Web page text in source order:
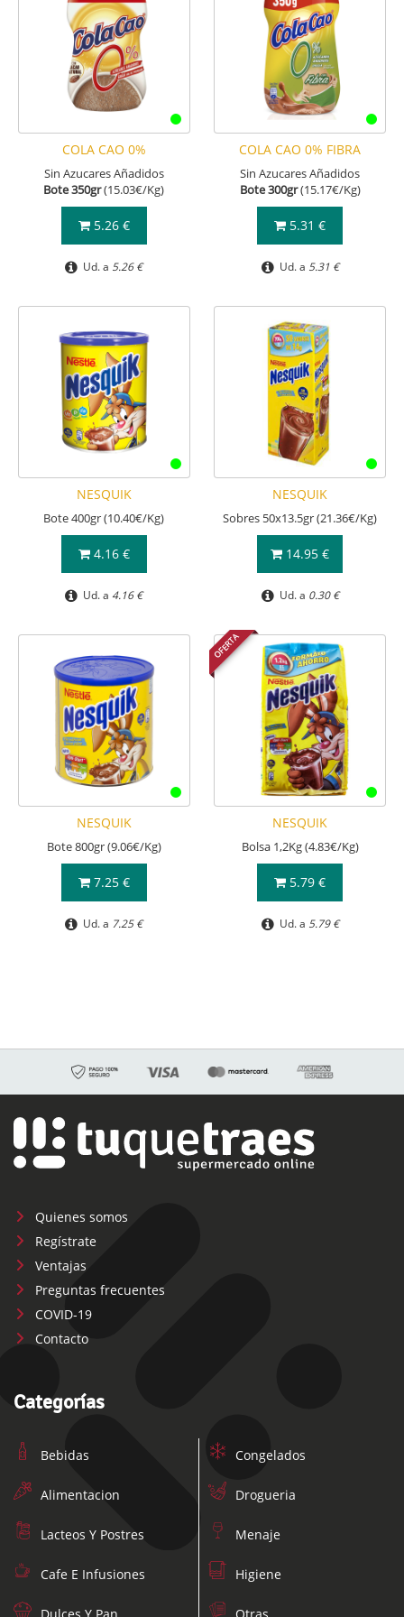
COLA CAO 0%
Sin Azucares Añadidos
Bote 350gr(15.03€/Kg)
5.26 €
Ud. a 5.26 €
COLA CAO 0% FIBRA
Sin Azucares Añadidos
Bote 300gr(15.17€/Kg)
5.31 €
Ud. a 5.31 €
NESQUIK
Bote 400gr (10.40€/Kg)
4.16 €
Ud. a4.16 €
NESQUIK
Sobres 50x13.5gr (21.36€/Kg)
14.95 €
Ud. a 0.30 €
NESQUIK
Bote 800gr (9.06€/Kg)
7.25 €
Ud. a 7.25 €
OFERTA
NESQUIK
Bolsa 1,2Kg (4.83€/Kg)
5.79 €
Ud. a 5.79 €
Quienes somos
Regístrate
Ventajas
Preguntas frecuentes
COVID-19
Contacto
Categorías
Bebidas
Alimentacion
Lacteos Y Postres
Cafe E Infusiones
Congelados
Drogueria
Menaje
Higiene